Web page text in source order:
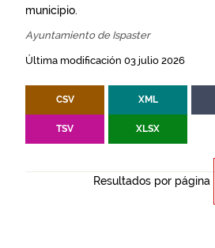
municipio.
Ayuntamiento de Ispaster
Última modificación 03 julio 2026
CSV XML
TSV XLSX
Resultados por página